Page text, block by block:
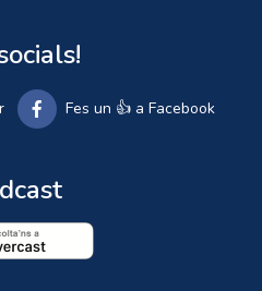
Fes un 👍 a Facebook